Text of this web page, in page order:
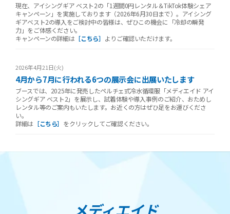
現在、アイシングギア ベスト2の「1週間0円レンタル＆TikTok体験シェア
キャンペーン」を実施しております（2026年6月30日まで）。アイシング
ギアベスト2の導入をご検討中の皆様は、ぜひこの機会に「冷却の瞬発
力」をご体感ください。
キャンペーンの詳細は ［こちら］ よりご確認いただけます。
2026年4月21日(火)
4月から7月に行われる6つの展示会に出展いたします
ブースでは、2025年に発売したペルチェ式冷水循環服「メディエイド アイ
シングギア ベスト2」を展示し、試着体験や導入事例のご紹介、おためし
レンタル等のご案内もいたします。お近くの方はぜひ足をお運びくださ
い。
詳細は ［こちら］ をクリックしてご確認ください。
メディエイド